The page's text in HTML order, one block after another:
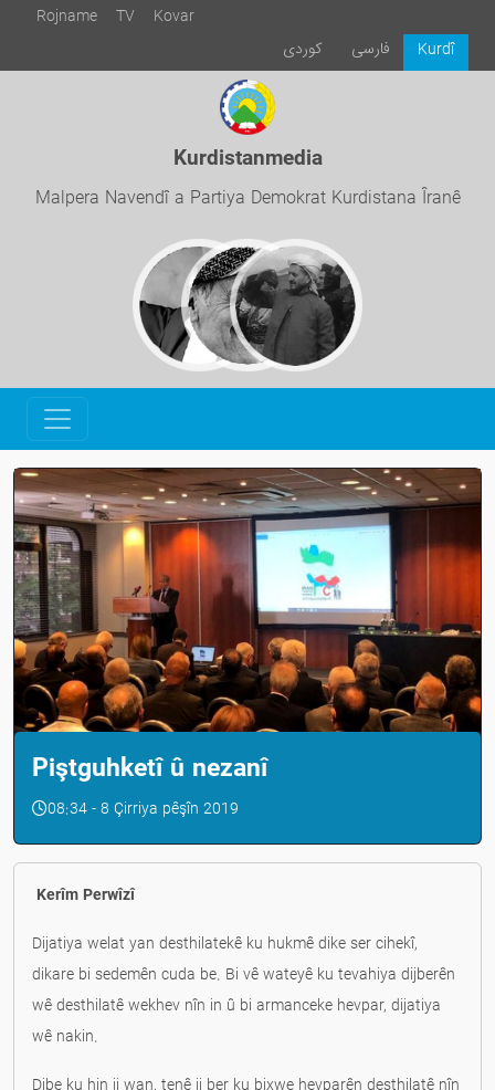
Rojname TV
Kovar
Kurdî
فارسی كوردی
Kurdistanmedia
Malpera Navendî a Partiya Demokrat Kurdistana Îranê
Piştguhketî û nezanî
08:34 - 8 Çirriya pêşîn 2019
Kerîm Perwîzî
Dijatiya welat yan desthilatekê ku hukmê dike ser cihekî,
dikare bi sedemên cuda be. Bi vê wateyê ku tevahiya dijberên
wê desthilatê wekhev nîn in û bi armanceke hevpar, dijatiya
wê nakin.
Dibe ku hin ji wan, tenê ji ber ku bixwe hevparên desthilatê nîn